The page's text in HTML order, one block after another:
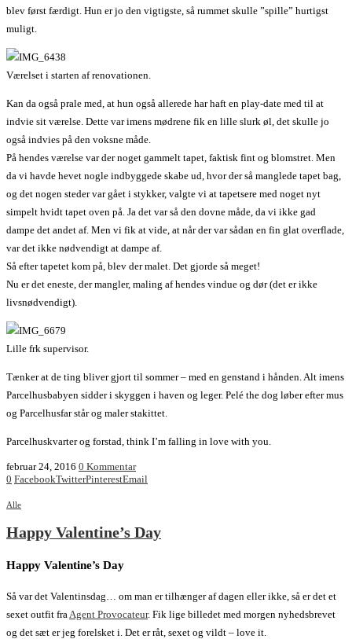
blev først færdigt. Hun er jo den vigtigste, så rummet skulle ”spille” hurtigst
muligt.
Værelset i starten af renovationen.
Kan da også prale med, at hun også allerede har haft en play-date med til at
indvie sit værelse. Dette var imens mødrene fik en lille slurk øl, det skulle jo
også indvies på den voksne måde.
På hendes værelse var der noget gammelt tapet, faktisk fint og blomstret. Men
da vi havde hevet nogle indbyggede skabe ud, hvor der så manglede tapet bag,
og det nogen steder var gået i stykker, valgte vi at tapetsere med noget nyt
simpelt hvidt tapet oven på. Ja det var så den dovne måde, da vi ikke gad
dampe det andet af. Men vi fik at vide, at når der var sådan en fin glat overflade,
var det ikke nødvendigt at dampe af.
Så efter tapetet kom på, blev der malet. Det gjorde så meget!
Nu er det eneste, der mangler, maling af hendes vindue og dør (det er ikke
livsnødvendigt).
Lille frk supervisor.
Tænker at de ting bliver gjort til sommer – med en genstand i hånden. Alt imens
Parcelhusbabyen sidder i skyggen i haven og leger. Pelé the dog løber efter mus
og Parcelhusfar står og maler stakittet.
Parcelhuskvarter og forstad, think I’m falling in love with you.
februar 24, 2016 0 Kommentar
0 FacebookTwitterPinterestEmail
Alle
Happy Valentine’s Day
Happy Valentine’s Day
Så var det Valentinsdag… om man er tilhænger af dagen eller ikke, så er det et
sexet outfit fra Agent Provocateur. Fik lige billedet med morgen nyhedsbrevet
og det sæt er jeg forelsket i. Det er råt, sexet og vildt – love it.